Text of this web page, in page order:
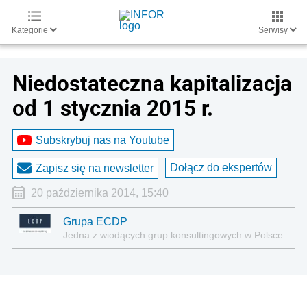
Kategorie Serwisy
Niedostateczna kapitalizacja
od 1 stycznia 2015 r.
Subskrybuj nas na Youtube
Zapisz się na newsletter Dołącz do ekspertów
20 października 2014, 15:40
Grupa ECDP
Jedna z wiodących grup konsultingowych w Polsce